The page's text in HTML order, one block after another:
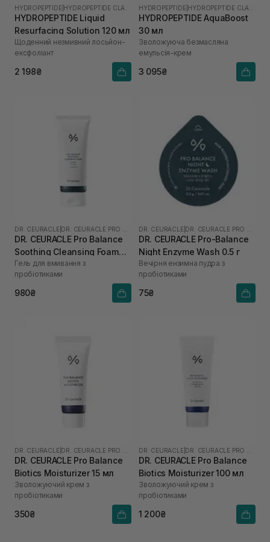
HYDROPEPTIDE
HYDROPEPTIDE Liquid
Resurfacing Solution 120 мл
Щоденний незмивний лосьйон-
ексфоліант
2 198₴
HYDROPEPTIDE
HYDROPEPTIDE AquaBoost
30 мл
Зволожуюча безмасляна
емульсія-крем
3 095₴
DR. CEURACLE
DR. CEURACLE Pro Balance
Soothing Cleansing Foam
150 мл
Гель для вмивання з
пробіотиками
980₴
DR. CEURACLE
DR. CEURACLE Pro-Balance
Night Enzyme Wash 0.5 г
Вечірня ензимна пудра з
пробіотиками
75₴
DR. CEURACLE
DR. CEURACLE Pro Balance
Biotics Moisturizer 15 мл
Зволожуючий крем з
пробіотиками
350₴
DR. CEURACLE
DR. CEURACLE Pro Balance
Biotics Moisturizer 100 мл
Зволожуючий крем з
пробіотиками
1 200₴